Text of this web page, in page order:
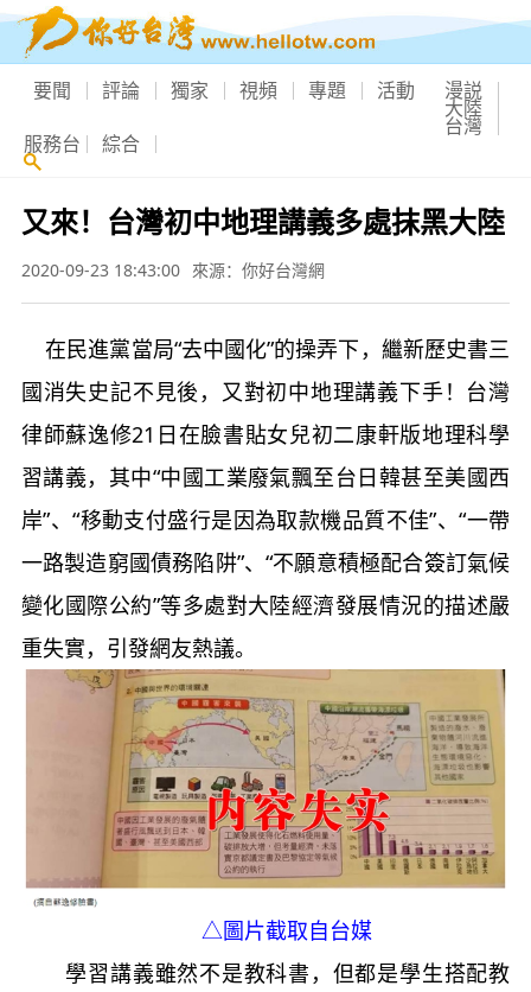
要聞 評論 獨家 視頻 專題 活動 漫説
大陸
台灣
服務台 綜合
又來！台灣初中地理講義多處抹黑大陸
2020-09-23 18:43:00 來源：你好台灣網
在民進黨當局“去中國化”的操弄下，繼新歷史書三
國消失史記不見後，又對初中地理講義下手！台灣
律師蘇逸修21日在臉書貼女兒初二康軒版地理科學
習講義，其中“中國工業廢氣飄至台日韓甚至美國西
岸”、“移動支付盛行是因為取款機品質不佳”、“一帶
一路製造窮國債務陷阱”、“不願意積極配合簽訂氣候
變化國際公約”等多處對大陸經濟發展情況的描述嚴
重失實，引發網友熱議。
△圖片截取自台媒
學習講義雖然不是教科書，但都是學生搭配教